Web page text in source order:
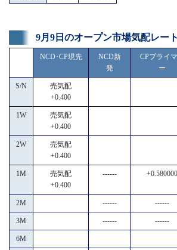
9月9日のオープン市場気配レー
NCD･CP現先
NCD新
発
CPプライ
ー
S/N
売気配
+0.400
1W
売気配
+0.400
2W
売気配
+0.400
1M
売気配
+0.400
------ +0.580000
2M ------ ------
3M ------ ------
6M